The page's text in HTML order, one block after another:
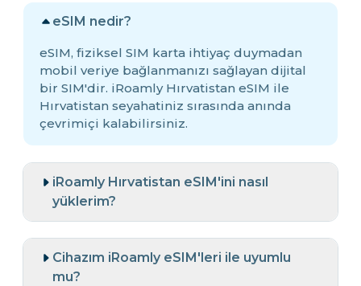
eSIM nedir?
eSIM, fiziksel SIM karta ihtiyaç duymadan
mobil veriye bağlanmanızı sağlayan dijital
bir SIM'dir. iRoamly Hırvatistan eSIM ile
Hırvatistan seyahatiniz sırasında anında
çevrimiçi kalabilirsiniz.
iRoamly Hırvatistan eSIM'ini nasıl
yüklerim?
Cihazım iRoamly eSIM'leri ile uyumlu
mu?